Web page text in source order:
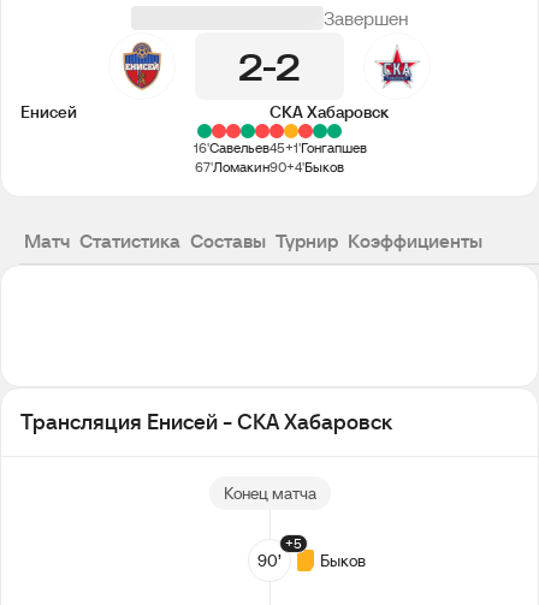
Завершен
2 2
Енисей СКА Хабаровск
16'Савельев
67'Ломакин
45+1'Гонгапшев
90+4'Быков
Матч Статистика Составы Турнир Коэффициенты
Трансляция Енисей - СКА Хабаровск
Конец матча
90’
+5
Быков